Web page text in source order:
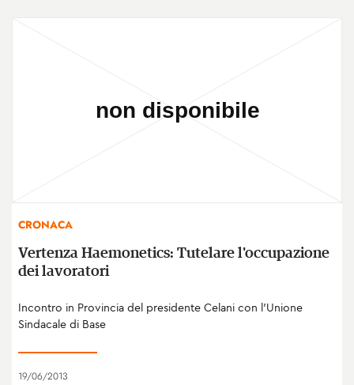
CRONACA
Vertenza Haemonetics: Tutelare l'occupazione
dei lavoratori
Incontro in Provincia del presidente Celani con l'Unione
Sindacale di Base
19/06/2013